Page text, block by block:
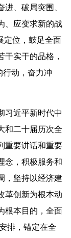
、破局突围、
、应变求新的战
定位，鼓足全面
干实干的品格，
行动，奋力冲
习近平新时代中
和二十届历次全
重要讲话和重要
念，积极服务和
，坚持以经济建
革创新为根本动
根本目的，全面
排，锚定在全